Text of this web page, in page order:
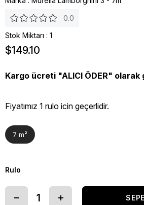
0.0
Stok Miktarı : 1
$149.10
Kargo ücreti "ALICI ÖDER"
Fiyatımız 1 rulo icin geçerlidir.
7 m²
Rulo